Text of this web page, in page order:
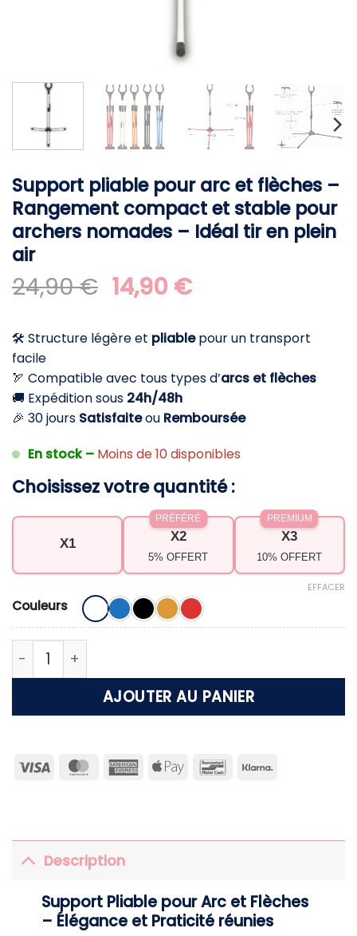
Support pliable pour arc et flèches –
Rangement compact et stable pour
archers nomades – Idéal tir en plein
air
24,90€ Le
prix
initial
était :
24,90 €.
14,90 €Le
actuel
est :
14,90 €.
🛠️ Structure légère et pliablepour un transport
facile
🏹 Compatible avec tous types d’arcs et flèches
🚚 Expédition sous 24h/48h
🎉 30 jours Satisfaiteou Remboursée
En stock – Moins de 10 disponibles
Choisissez votre quantité :
X1 X2
5% OFFERT
PRÉFÉRÉ
X3
10% OFFERT
PREMIUM
Couleurs
EFFACER
quantité de Support pliable pour arc et flèches
AJOUTER AU PANIER
Visa MasterCardAmericanApple
Bancontact
Klarna
Description
Support Pliable pour Arc et Flèches
– Élégance et Praticité réunies